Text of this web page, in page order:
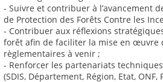
- Suivre et contribuer à l’avancement
de Protection des Forêts Contre les
- Contribuer aux réflexions
forêt afin de faciliter la mise en œuvre
règlementaires à venir ;
- Renforcer les partenariats
(SDIS, Département, Région, Etat, ONF,